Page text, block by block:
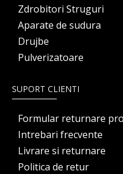
Zdrobitori Struguri
Aparate de sudura
Drujbe
Pulverizatoare
SUPORT CLIENTI
Formular returnare
Intrebari frecvente
Livrare si returnare
Politica de retur